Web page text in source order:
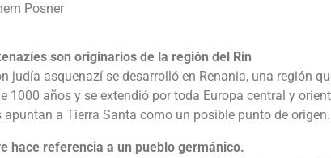
Posner
son originarios de la región del Rin
judía asquenazí se desarrolló en Renania, una región
1000 años y se extendió por toda Europa central y
a Tierra Santa como un posible punto de origen.
hace referencia a un pueblo germánico.